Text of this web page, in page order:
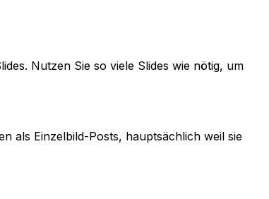
Nutzen Sie so viele Slides wie nötig, um
als Einzelbild-Posts, hauptsächlich weil sie